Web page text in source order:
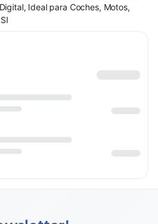
Ideal para Coches, Motos,